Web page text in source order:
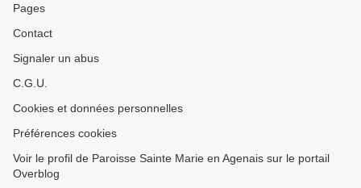
Pages
Contact
Signaler un abus
C.G.U.
Cookies et données personnelles
Préférences cookies
Voir le profil de Paroisse Sainte Marie en Agenais sur le portail
Overblog